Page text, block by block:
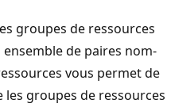
groupes de ressources
de paires nom-
vous permet de
groupes de ressources